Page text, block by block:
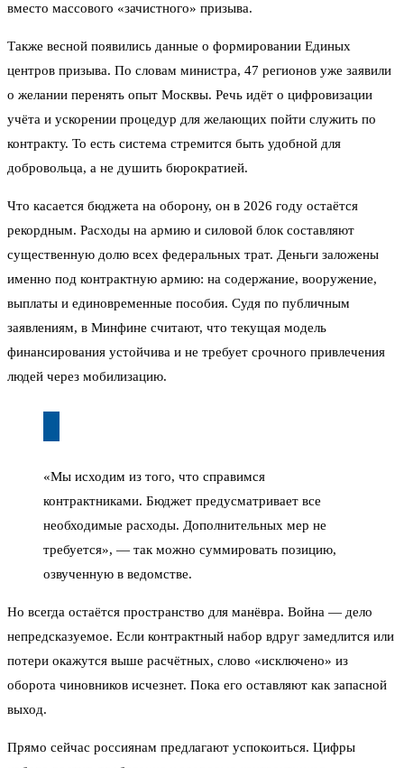
вместо массового «зачистного» призыва.
Также весной появились данные о формировании Единых
центров призыва. По словам министра, 47 регионов уже заявили
о желании перенять опыт Москвы. Речь идёт о цифровизации
учёта и ускорении процедур для желающих пойти служить по
контракту. То есть система стремится быть удобной для
добровольца, а не душить бюрократией.
Что касается бюджета на оборону, он в 2026 году остаётся
рекордным. Расходы на армию и силовой блок составляют
существенную долю всех федеральных трат. Деньги заложены
именно под контрактную армию: на содержание, вооружение,
выплаты и единовременные пособия. Судя по публичным
заявлениям, в Минфине считают, что текущая модель
финансирования устойчива и не требует срочного привлечения
людей через мобилизацию.
«Мы исходим из того, что справимся
контрактниками. Бюджет предусматривает все
необходимые расходы. Дополнительных мер не
требуется», — так можно суммировать позицию,
озвученную в ведомстве.
Но всегда остаётся пространство для манёвра. Война — дело
непредсказуемое. Если контрактный набор вдруг замедлится или
потери окажутся выше расчётных, слово «исключено» из
оборота чиновников исчезнет. Пока его оставляют как запасной
выход.
Прямо сейчас россиянам предлагают успокоиться. Цифры